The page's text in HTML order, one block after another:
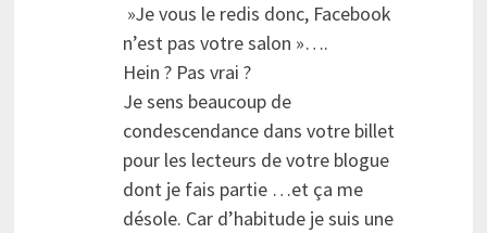
»Je vous le redis donc, Facebook
n’est pas votre salon »….
Hein ? Pas vrai ?
Je sens beaucoup de
condescendance dans votre billet
pour les lecteurs de votre blogue
dont je fais partie …et ça me
désole. Car d’habitude je suis une